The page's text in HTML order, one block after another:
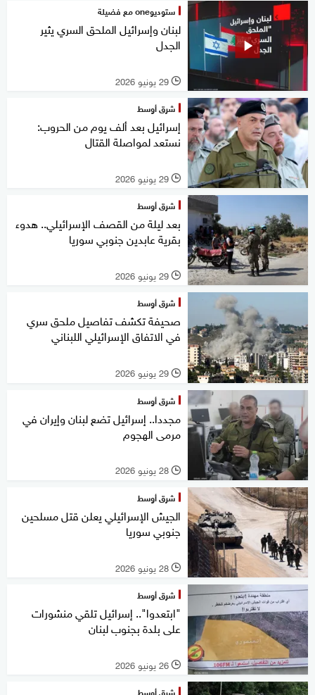
ستوديوone مع فضيلة
لبنان وإسرائيل الملحق السري يثير
الجدل
l 29 يونيو 2026
شرق أوسط
إسرائيل بعد ألف يوم من الحروب:
نستعد لمواصلة القتال
l 29 يونيو 2026
شرق أوسط
بعد ليلة من القصف الإسرائيلي.. هدوء
بقرية عابدين جنوبي سوريا
l 29 يونيو 2026
شرق أوسط
صحيفة تكشف تفاصيل ملحق سري
في الاتفاق الإسرائيلي اللبناني
l 29 يونيو 2026
شرق أوسط
مجددا.. إسرائيل تضع لبنان وإيران في
مرمى الهجوم
l 28 يونيو 2026
شرق أوسط
الجيش الإسرائيلي يعلن قتل مسلحين
جنوبي سوريا
l 28 يونيو 2026
شرق أوسط
"ابتعدوا".. إسرائيل تلقي منشورات
على بلدة بجنوب لبنان
l 26 يونيو 2026
شرق أوسط